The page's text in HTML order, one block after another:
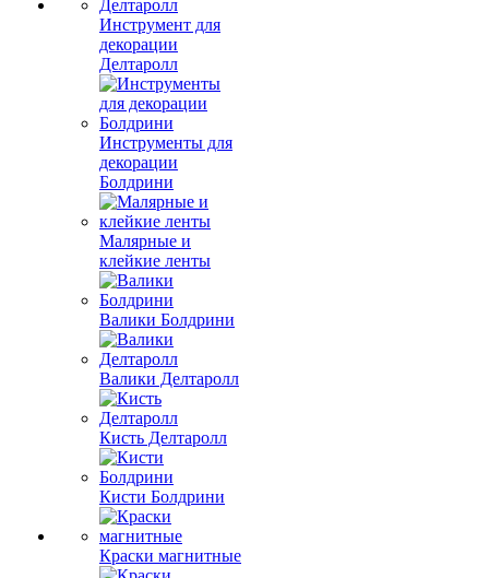
Инструмент для
декорации
Делтаролл
Инструменты для
декорации
Болдрини
Малярные и
клейкие ленты
Валики Болдрини
Валики Делтаролл
Кисть Делтаролл
Кисти Болдрини
Краски магнитные